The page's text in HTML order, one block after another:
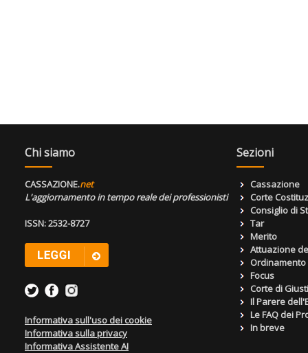
Chi siamo
CASSAZIONE.net
L'aggiornamento in tempo reale dei professionisti
ISSN: 2532-8727
Informativa sull'uso dei cookie
Informativa sulla privacy
Informativa Assistente AI
Sezioni
Cassazione
Corte
Consiglio di
Tar
Merito
Attuazione
Focus
Corte di
Il Parere
Le FAQ dei
In breve